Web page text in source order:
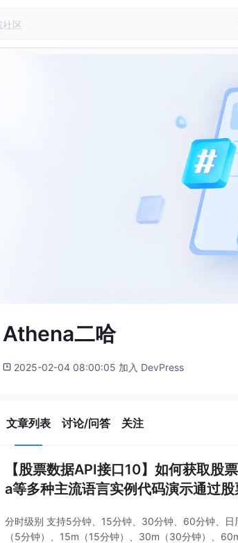
Athena二哈
2025-02-04 08:00:05 加入 DevPress
文章列表 讨论/问答 关注
【股票数据API接口10】如何获取
a等多种主流语言实例代码演示通过
分时级别 支持5分钟、15分钟、30分钟、60分钟、
（5分钟）、15m（15分钟）、30m（30分钟）、